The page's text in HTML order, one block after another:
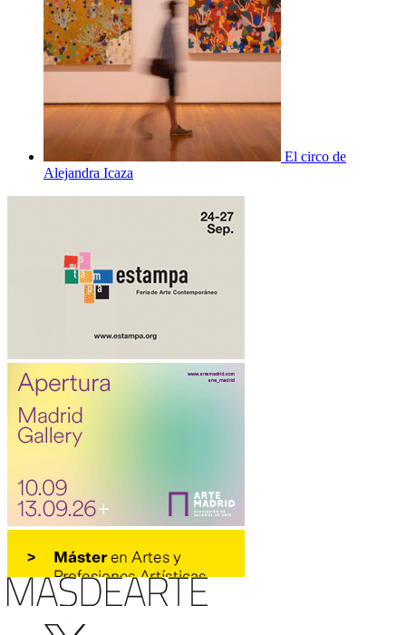
El circo de
Alejandra Icaza